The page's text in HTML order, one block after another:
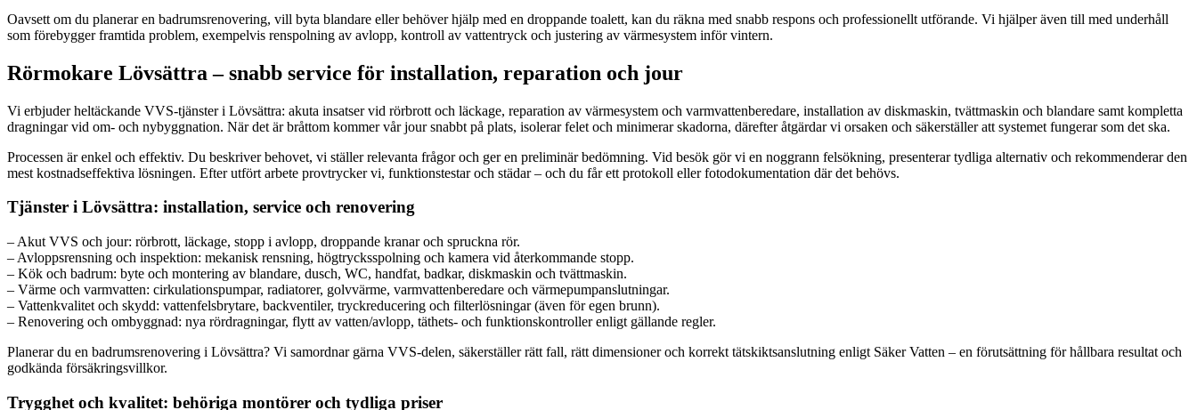
Oavsett om du planerar en badrumsrenovering, vill byta blandare eller behöver hjälp med en droppande toalett, kan du räkna med snabb respons och professionellt utförande. Vi hjälper även till med underhåll
som förebygger framtida problem, exempelvis renspolning av avlopp, kontroll av vattentryck och justering av värmesystem inför vintern.
Rörmokare Lövsättra – snabb service för installation, reparation och jour
Vi erbjuder heltäckande VVS-tjänster i Lövsättra: akuta insatser vid rörbrott och läckage, reparation av värmesystem och varmvattenberedare, installation av diskmaskin, tvättmaskin och blandare samt kompletta
dragningar vid om- och nybyggnation. När det är bråttom kommer vår jour snabbt på plats, isolerar felet och minimerar skadorna, därefter åtgärdar vi orsaken och säkerställer att systemet fungerar som det ska.
Processen är enkel och effektiv. Du beskriver behovet, vi ställer relevanta frågor och ger en preliminär bedömning. Vid besök gör vi en noggrann felsökning, presenterar tydliga alternativ och rekommenderar den
mest kostnadseffektiva lösningen. Efter utfört arbete provtrycker vi, funktionstestar och städar – och du får ett protokoll eller fotodokumentation där det behövs.
Tjänster i Lövsättra: installation, service och renovering
– Akut VVS och jour: rörbrott, läckage, stopp i avlopp, droppande kranar och spruckna rör.
– Avloppsrensning och inspektion: mekanisk rensning, högtrycksspolning och kamera vid återkommande stopp.
– Kök och badrum: byte och montering av blandare, dusch, WC, handfat, badkar, diskmaskin och tvättmaskin.
– Värme och varmvatten: cirkulationspumpar, radiatorer, golvvärme, varmvattenberedare och värmepumpanslutningar.
– Vattenkvalitet och skydd: vattenfelsbrytare, backventiler, tryckreducering och filterlösningar (även för egen brunn).
– Renovering och ombyggnad: nya rördragningar, flytt av vatten/avlopp, täthets- och funktionskontroller enligt gällande regler.
Planerar du en badrumsrenovering i Lövsättra? Vi samordnar gärna VVS-delen, säkerställer rätt fall, rätt dimensioner och korrekt tätskiktsanslutning enligt Säker Vatten – en förutsättning för hållbara resultat och
godkända försäkringsvillkor.
Trygghet och kvalitet: behöriga montörer och tydliga priser